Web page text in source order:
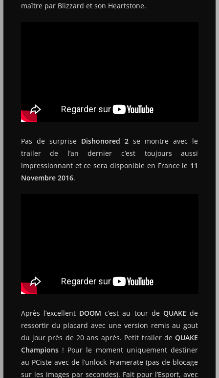
maître par Blizzard et son Heartstone.
Pas de surprise Dishonored 2 se montre avec le
trailer de l’an dernier c’est toujours aussi
impressionnant et ce sera disponible en France le 11
Novembre 2016.
Après l’excellent DOOM c’est au tour deQUAKE de
ressortir du placard avec une version remis au gout
du jour près de 20 ans après. Petit trailer deQUAKE
Champions! Pour le moment uniquement destiner
au PCiste avec de l’unlock Framerate (pas de blocage
sur les images par secondes). Fait pour l’Esport, avec